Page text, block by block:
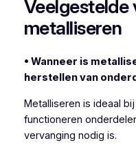
Veelgestelde
metalliseren
• Wanneer is
herstellen van
Metalliseren is ideaal
functioneren
vervanging nodig is.